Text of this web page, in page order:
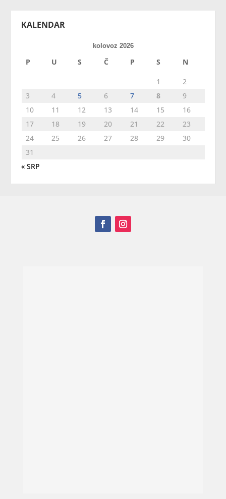
KALENDAR
kolovoz 2026
P U S Č P S N
1
2
3
4 5 6 7 8
9
10
11 12 13 14 15
16
17
18 19 20 21 22
23
24
25 26 27 28 29
30
31
« SRP